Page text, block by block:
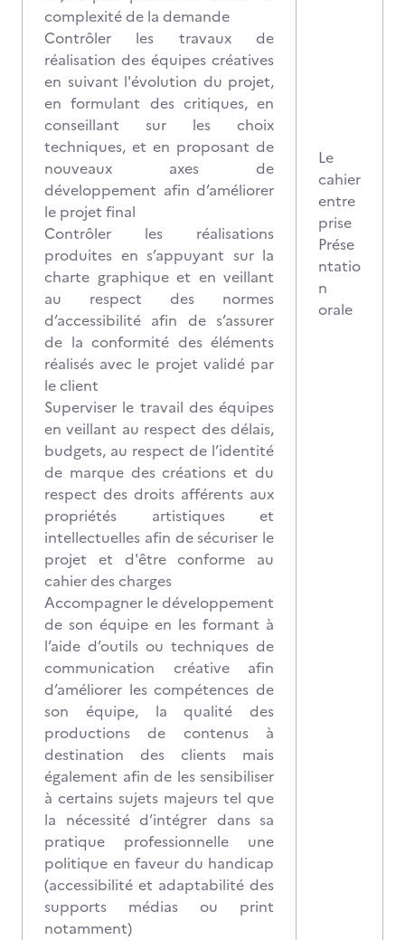
complexité de la demande
Contrôler les travaux de
réalisation des équipes créatives
en suivant l'évolution du projet,
en formulant des critiques, en
conseillant sur les choix
techniques, et en proposant de
nouveaux axes de
développement afin d’améliorer
le projet final
Contrôler les réalisations
produites en s’appuyant sur la
charte graphique et en veillant
au respect des normes
d’accessibilité afin de s’assurer
de la conformité des éléments
réalisés avec le projet validé par
le client
Superviser le travail des équipes
en veillant au respect des délais,
budgets, au respect de l’identité
de marque des créations et du
respect des droits afférents aux
propriétés artistiques et
intellectuelles afin de sécuriser le
projet et d'être conforme au
cahier des charges
Accompagner le développement
de son équipe en les formant à
l’aide d’outils ou techniques de
communication créative afin
d’améliorer les compétences de
son équipe, la qualité des
productions de contenus à
destination des clients mais
également afin de les sensibiliser
à certains sujets majeurs tel que
la nécessité d’intégrer dans sa
pratique professionnelle une
politique en faveur du handicap
(accessibilité et adaptabilité des
supports médias ou print
notamment)
Le
cahier
entre
prise
Prése
ntatio
n
orale